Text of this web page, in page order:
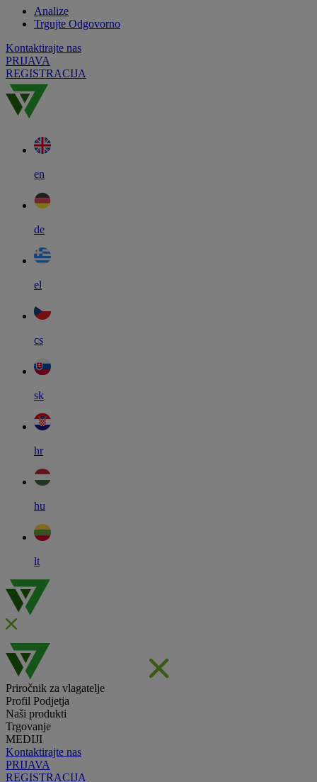
Analize
Trgujte Odgovorno
Kontaktirajte nas
PRIJAVA
REGISTRACIJA
en
de
el
cs
sk
hr
hu
lt
Priročnik za vlagatelje
Profil Podjetja
Naši produkti
Trgovanje
MEDIJI
Kontaktirajte nas
PRIJAVA
REGISTRACIJA